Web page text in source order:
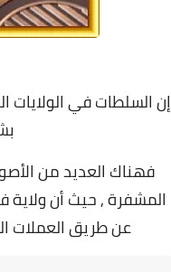
إن السلطات في الولايات
فهناك العديد من
المشفرة , حيث أن ولاية
عن طريق العملات